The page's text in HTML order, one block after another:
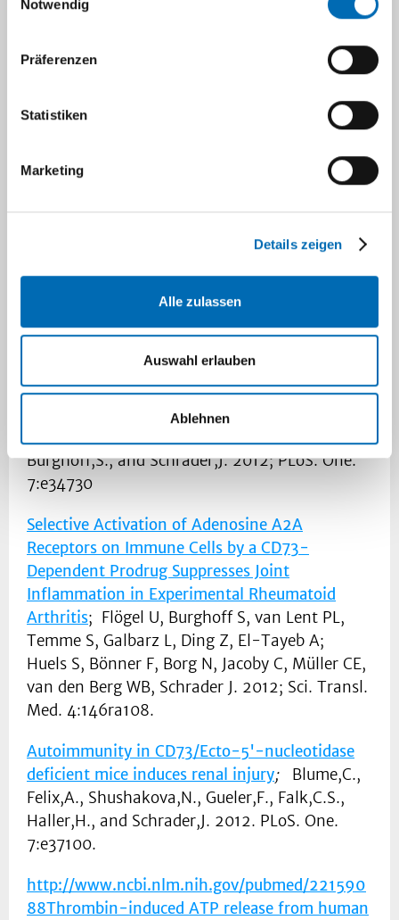
Notwendig
Präferenzen
Statistiken
Marketing
Details zeigen
Alle zulassen
Auswahl erlauben
Ablehnen
Navigation
Publikationen 2012
endogenous macrophages in inflammation
Temme S, Bönner F, Schrader J, Flögel U.;
Wiley Interdiscip Rev Nanomed
Nanobiotechnol. 2012 Feb 21. doi:
Resident cardiac immune cells and expression
of the ectonucleotidase enzymes CD39 and
Burghoff,S., and Schrader,J. 2012; PLoS. One.
7:e34730
Selective Activation of Adenosine A2A
Receptors on Immune Cells by a CD73-
Dependent Prodrug Suppresses Joint
Inflammation in Experimental Rheumatoid
Arthritis; Flögel U, Burghoff S, van Lent PL,
Temme S, Galbarz L, Ding Z, El-Tayeb A;
Huels S, Bönner F, Borg N, Jacoby C, Müller CE,
van den Berg WB, Schrader J. 2012; Sci. Transl.
Med. 4:146ra108.
Autoimmunity in CD73/Ecto-5'-nucleotidase
deficient mice induces renal injury;Blume,C.,
Felix,A., Shushakova,N., Gueler,F., Falk,C.S.,
Haller,H., and Schrader,J. 2012. PLoS. One.
7:e37100.
http://www.ncbi.nlm.nih.gov/pubmed/221590
88Thrombin-induced ATP release from human